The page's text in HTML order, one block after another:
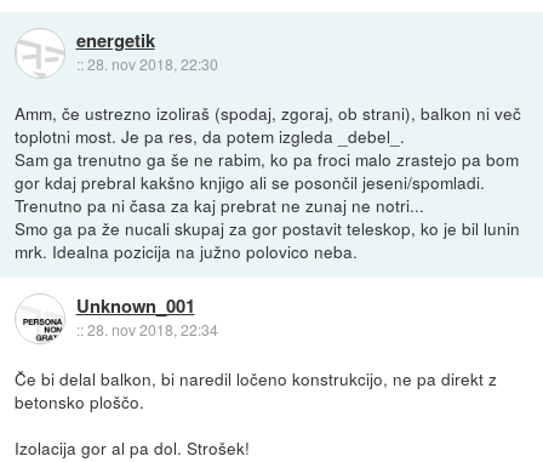
energetik
::28. nov 2018, 22:30
Amm, če ustrezno izoliraš (spodaj, zgoraj, ob strani), balkon ni več
toplotni most. Je pa res, da potem izgleda _debel_.
Sam ga trenutno ga še ne rabim, ko pa froci malo zrastejo pa bom
gor kdaj prebral kakšno knjigo ali se posončil jeseni/spomladi.
Trenutno pa ni časa za kaj prebrat ne zunaj ne notri...
Smo ga pa že nucali skupaj za gor postavit teleskop, ko je bil lunin
mrk. Idealna pozicija na južno polovico neba.
Unknown_001
::28. nov 2018, 22:34
Če bi delal balkon, bi naredil ločeno konstrukcijo, ne pa direkt z
betonsko ploščo.
Izolacija gor al pa dol. Strošek!